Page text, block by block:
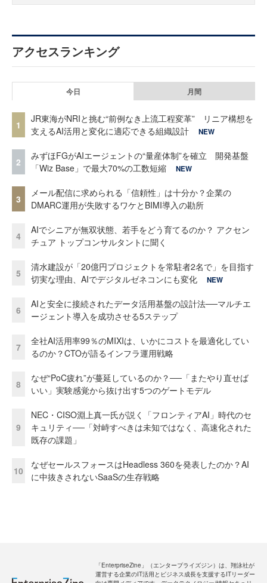
アクセスランキング
今日 月間
1
JR東海がNRIと挑む“前例なき上流工程変革” リニア構想を
支えるAI活用と変化に適応できる組織設計
NEW
2
みずほFGがAIエージェントの“量産体制”を確立 開発基盤
「Wiz Base」で最大70%の工数短縮
NEW
3
メール配信に求められる「信頼性」は十分か？企業の
DMARC運用が失敗するワケとBIMI導入の勘所
4
AIでシニアが無双状態、若手をどう育てるのか？ アクセン
チュア トップコンサルタントに聞く
5
清水建設が「20億円プロジェクトを常駐者2名で」を目指す
切実な理由、AIでデジタルゼネコンにも変化
NEW
6
AIと安全に接続されたデータ活用基盤の設計法──マルチエ
ージェント導入を成功させる5ステップ
7
全社AI活用率99％のMIXIは、いかにコストを最適化してい
るのか？CTOが語るインフラ運用戦略
8
なぜ“PoC疲れ”が蔓延しているのか？──「またやり直せば
いい」実験感覚から抜け出す5つのゲートモデル
9
NEC・CISO淵上真一氏が説く「フロンティアAI」時代のセ
キュリティ──「対峙すべきは未知ではなく、高速化された
既存の課題」
10
なぜセールスフォースはHeadless 360を発表したのか？AI
に中抜きされないSaaSの生存戦略
「EnterpriseZine」（エンタープライズジン）は、翔泳社が
運営する企業のIT活用とビジネス成長を支援するITリーダー